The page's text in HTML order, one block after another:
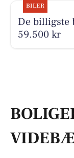
BILER
De billigste
59.500 kr